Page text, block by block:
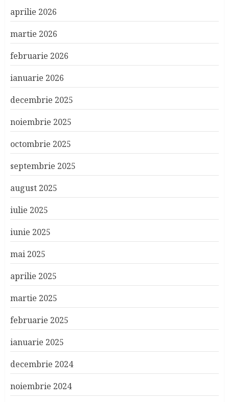
aprilie 2026
martie 2026
februarie 2026
ianuarie 2026
decembrie 2025
noiembrie 2025
octombrie 2025
septembrie 2025
august 2025
iulie 2025
iunie 2025
mai 2025
aprilie 2025
martie 2025
februarie 2025
ianuarie 2025
decembrie 2024
noiembrie 2024